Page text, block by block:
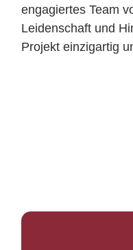
engagiertes Team
Leidenschaft und
Projekt einzigartig